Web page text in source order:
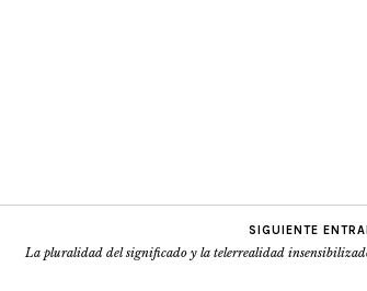
SIGUIENTE
La pluralidad del significado y la telerrealidad